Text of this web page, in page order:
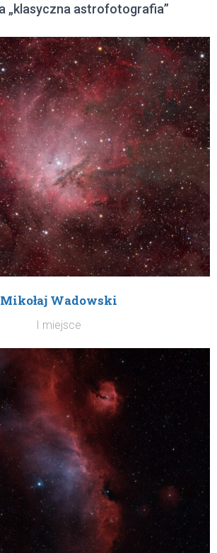
„klasyczna astrofotografia”
Mikołaj Wadowski
I miejsce